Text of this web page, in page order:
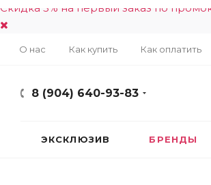
Скидка 5% на первый заказ по
О нас Как купить Как оплатить
8 (904) 640-93-83
ЭКСКЛЮЗИВ БРЕНДЫ